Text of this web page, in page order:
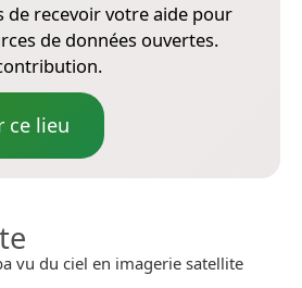
de recevoir votre aide pour
de données ouvertes.
ce lieu
vu du ciel en imagerie satellite